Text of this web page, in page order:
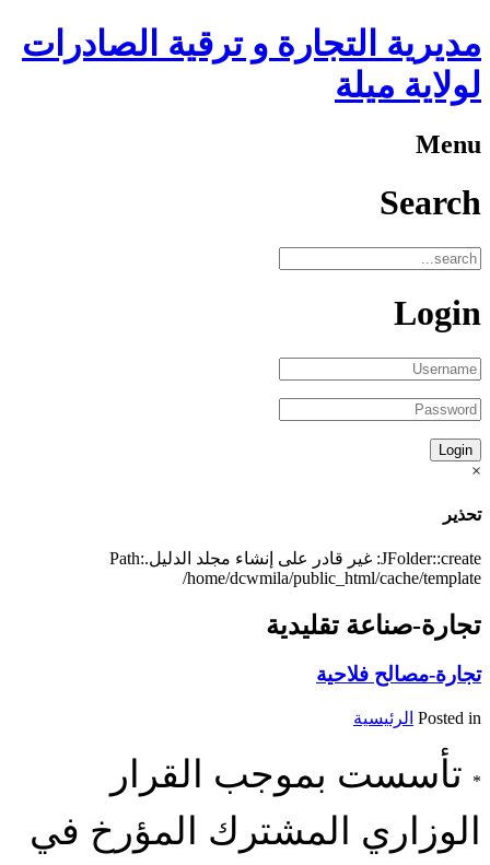
مديرية التجارة و ترقية الصادرات
لولاية ميلة
Menu
Search
Login
×
تحذير
JFolder::create: غير قادر على إنشاء مجلد الدليل.Path:
/home/dcwmila/public_html/cache/template
تجارة-صناعة تقليدية
تجارة-مصالح فلاحية
Posted in الرئيسية
*
تأسست بموجب القرار
الوزاري المشترك المؤرخ في